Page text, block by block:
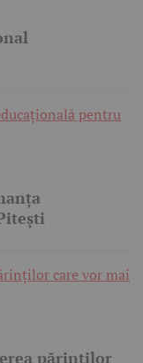
părinților